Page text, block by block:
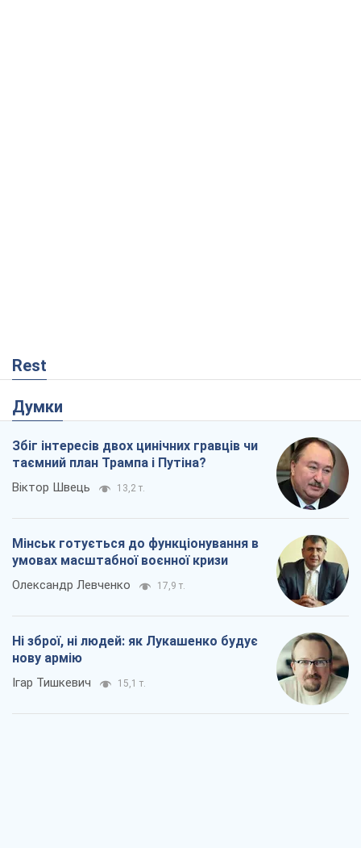
Rest
Думки
Збіг інтересів двох цинічних гравців чи
таємний план Трампа і Путіна?
Віктор Швець 13,2 т.
Мінськ готується до функціонування в
умовах масштабної воєнної кризи
Олександр Левченко 17,9 т.
Ні зброї, ні людей: як Лукашенко будує
нову армію
Ігар Тишкевич 15,1 т.